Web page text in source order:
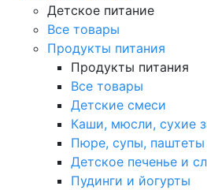
Детское питание
Все товары
Продукты питания
Продукты питания
Все товары
Детские смеси
Каши, мюсли, сухие
Пюре, супы, паштеты
Детское печенье и
Пудинги и йогурты